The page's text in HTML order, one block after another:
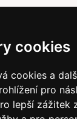
cookies
cookies a
pro
lepší zážitek
odběru současně
a současně
e-mailů.